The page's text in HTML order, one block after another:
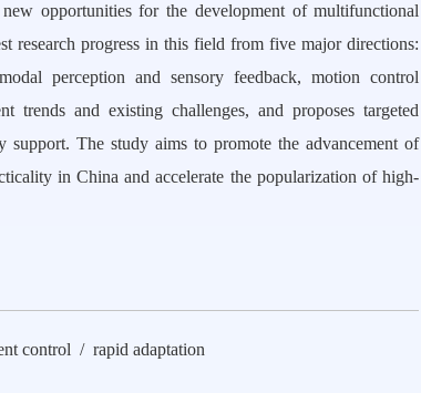
opportunities for the development of multifunctional
research progress in this field from five major directions:
perception and sensory feedback, motion control
trends and existing challenges, and proposes targeted
support. The study aims to promote the advancement of
in China and accelerate the popularization of high-
control / rapid adaptation